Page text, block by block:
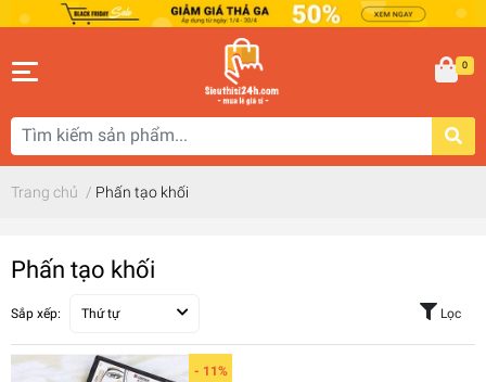
0
Trang chủ / Phấn tạo khối
Phấn tạo khối
Sắp xếp: Thứ tự Lọc
- 11%